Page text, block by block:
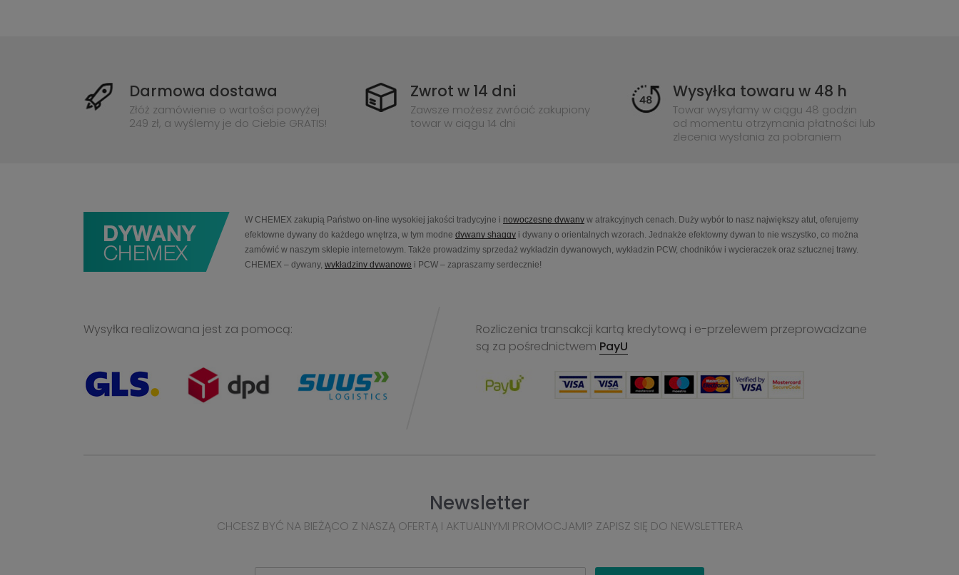
Darmowa dostawa
Złóż zamówienie o wartości powyżej
249 zł, a wyślemy je do Ciebie GRATIS!
Zwrot w 14 dni
Zawsze możesz zwrócić zakupiony
towar w ciągu 14 dni
Wysyłka towaru w 48 h
Towar wysyłamy w ciągu 48 godzin
od momentu otrzymania płatności lub
zlecenia wysłania za pobraniem
W CHEMEX zakupią Państwo on-line wysokiej jakości tradycyjne i nowoczesne dywany w atrakcyjnych cenach. Duży wybór to nasz największy atut, oferujemy
efektowne dywany do każdego wnętrza, w tym modne dywany shaggy i dywany o orientalnych wzorach. Jednakże efektowny dywan to nie wszystko, co można
zamówić w naszym sklepie internetowym. Także prowadzimy sprzedaż wykładzin dywanowych, wykładzin PCW, chodników i wycieraczek oraz sztucznej trawy.
CHEMEX – dywany, wykładziny dywanowe i PCW – zapraszamy serdecznie!
Wysyłka realizowana jest za pomocą:
Rozliczenia transakcji kartą kredytową i e-przelewem przeprowadzane
są za pośrednictwem PayU
Newsletter
CHCESZ BYĆ NA BIEŻĄCO Z NASZĄ OFERTĄ I AKTUALNYMI PROMOCJAMI? ZAPISZ SIĘ DO NEWSLETTERA